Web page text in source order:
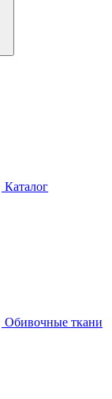
Каталог
Обивочные ткани